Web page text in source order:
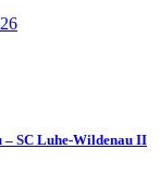
– SC Luhe-Wildenau II